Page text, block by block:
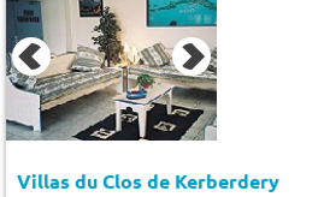
Villas du Clos de Kerberdery